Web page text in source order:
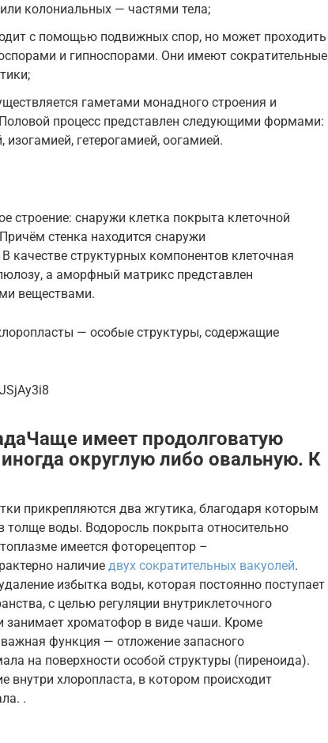
колониальных — частями тела;
с помощью подвижных спор, но может проходить
и гипноспорами. Они имеют сократительные
гаметами монадного строения и
процесс представлен следующими формами:
гетерогамией, оогамией.
строение: снаружи клетка покрыта клеточной
стенка находится снаружи
качестве структурных компонентов клеточная
а аморфный матрикс представлен
веществами.
— особые структуры, содержащие
имеет продолговатую
округлую либо овальную. К
прикрепляются два жгутика, благодаря которым
толще воды. Водоросль покрыта относительно
имеется фоторецептор –
наличие двух сократительных вакуолей.
избытка воды, которая постоянно поступает
с целью регуляции внутриклеточного
занимает хроматофор в виде чаши. Кроме
функция — отложение запасного
на поверхности особой структуры (пиреноида).
внутри хлоропласта, в котором происходит
.